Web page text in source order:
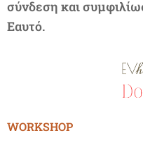
σύνδεση και
Εαυτό.
WORKSHOP